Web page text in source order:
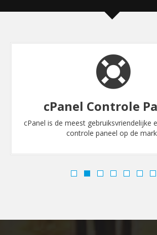
cPanel Controle
cPanel is de meest gebruiksvriendelijke
controle paneel op de